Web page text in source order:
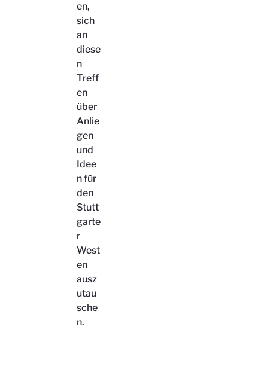
en,
sich
an
diese
n
Treff
en
über
Anlie
gen
und
Idee
n für
den
Stutt
garte
r
West
en
ausz
utau
sche
n.